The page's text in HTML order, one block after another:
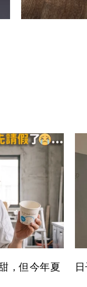
，但今年夏